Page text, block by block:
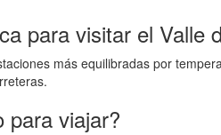
para visitar el Valle
más equilibradas por
para viajar?